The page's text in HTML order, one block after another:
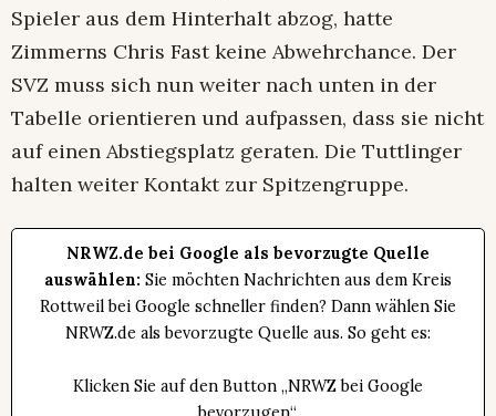
Spieler aus dem Hinterhalt abzog, hatte
Zimmerns Chris Fast keine Abwehrchance. Der
SVZ muss sich nun weiter nach unten in der
Tabelle orientieren und aufpassen, dass sie nicht
auf einen Abstiegsplatz geraten. Die Tuttlinger
halten weiter Kontakt zur Spitzengruppe.
NRWZ.de bei Google als bevorzugte Quelle
auswählen: Sie möchten Nachrichten aus dem Kreis
Rottweil bei Google schneller finden? Dann wählen Sie
NRWZ.de als bevorzugte Quelle aus. So geht es:
Klicken Sie auf den Button „NRWZ bei Google